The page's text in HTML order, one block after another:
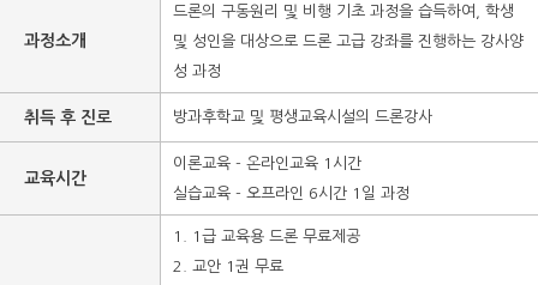
과정소개
드론의 구동원리 및 비행 기초 과정을 습득하여, 학생
및 성인을 대상으로 드론 고급 강좌를 진행하는 강사양
성 과정
취득 후 진로 방과후학교 및 평생교육시설의 드론강사
교육시간
이론교육 - 온라인교육 1시간
실습교육 - 오프라인 6시간 1일 과정
1. 1급 교육용 드론 무료제공
2. 교안 1권 무료